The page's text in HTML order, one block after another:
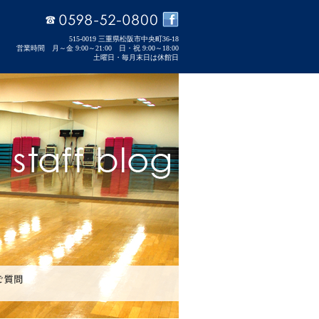
515-0019 三重県松阪市中央町36-18
営業時間 月～金 9:00～21:00 日・祝 9:00～18:00
土曜日・毎月末日は休館日